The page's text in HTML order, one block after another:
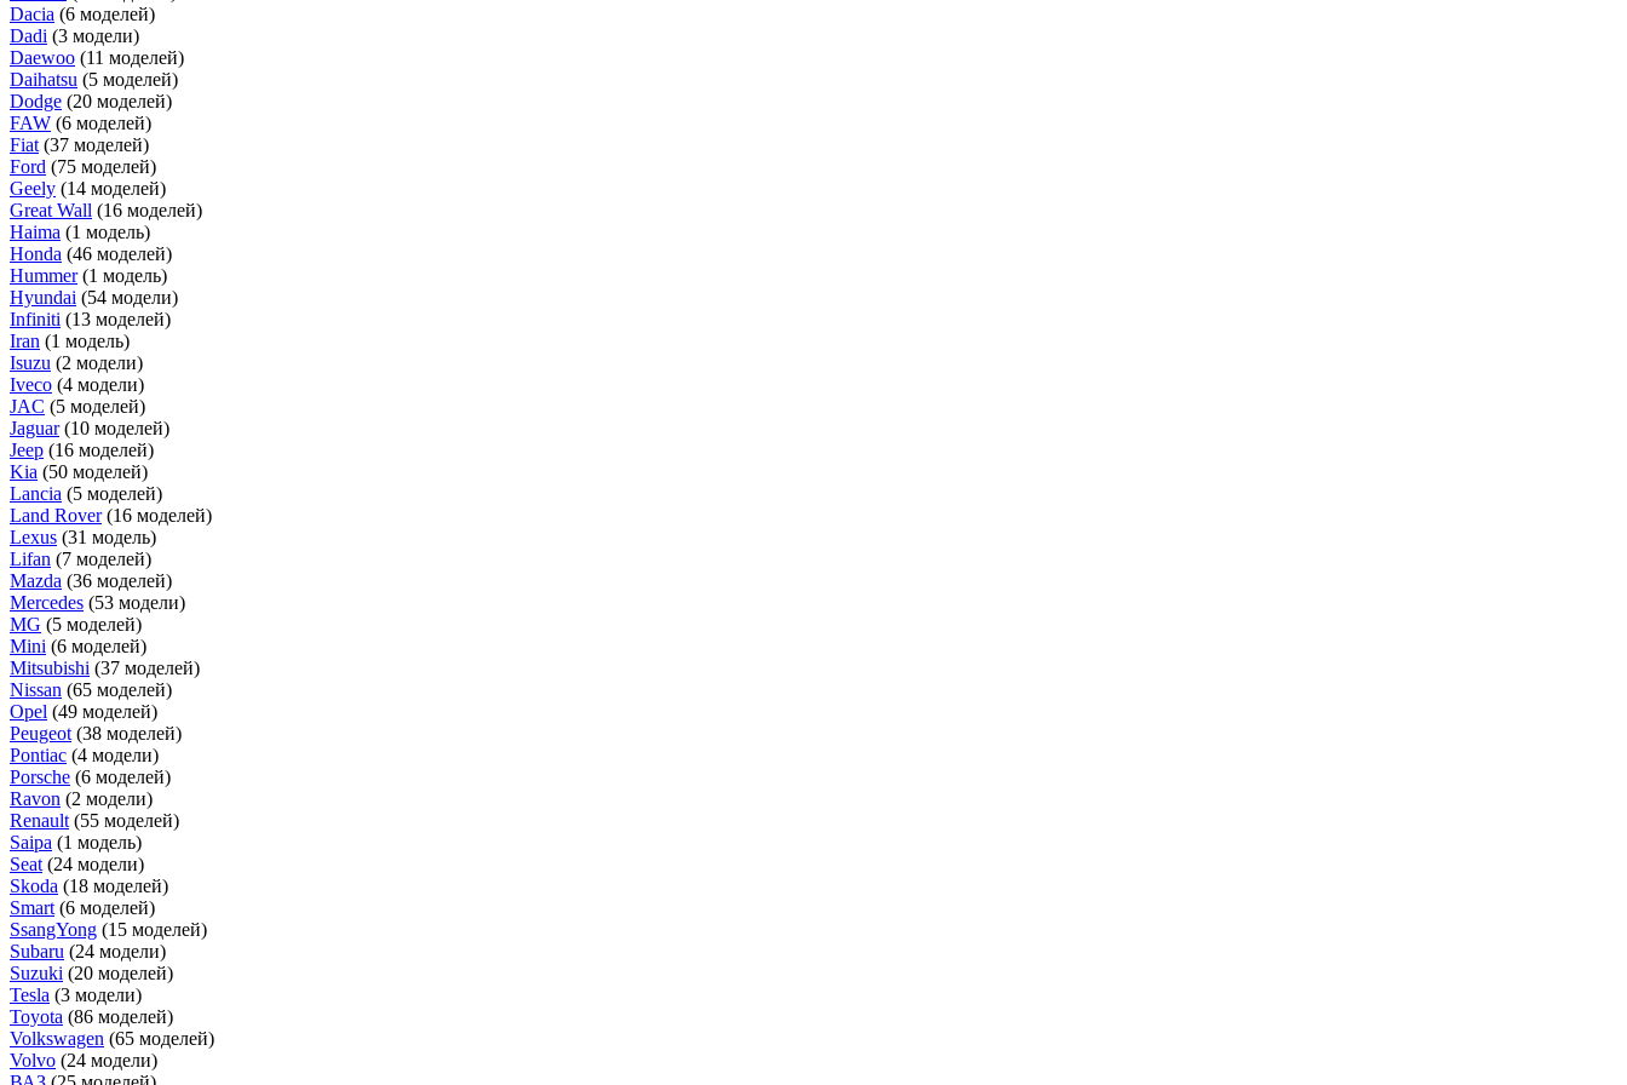
Dacia (6 моделей)
Dadi (3 модели)
Daewoo (11 моделей)
Daihatsu (5 моделей)
Dodge (20 моделей)
FAW (6 моделей)
Fiat (37 моделей)
Ford (75 моделей)
Geely (14 моделей)
Great Wall (16 моделей)
Haima (1 модель)
Honda (46 моделей)
Hummer (1 модель)
Hyundai (54 модели)
Infiniti (13 моделей)
Iran (1 модель)
Isuzu (2 модели)
Iveco (4 модели)
JAC (5 моделей)
Jaguar (10 моделей)
Jeep (16 моделей)
Kia (50 моделей)
Lancia (5 моделей)
Land Rover (16 моделей)
Lexus (31 модель)
Lifan (7 моделей)
Mazda (36 моделей)
Mercedes (53 модели)
MG (5 моделей)
Mini (6 моделей)
Mitsubishi (37 моделей)
Nissan (65 моделей)
Opel (49 моделей)
Peugeot (38 моделей)
Pontiac (4 модели)
Porsche (6 моделей)
Ravon (2 модели)
Renault (55 моделей)
Saipa (1 модель)
Seat (24 модели)
Skoda (18 моделей)
Smart (6 моделей)
SsangYong (15 моделей)
Subaru (24 модели)
Suzuki (20 моделей)
Tesla (3 модели)
Toyota (86 моделей)
Volkswagen (65 моделей)
Volvo (24 модели)